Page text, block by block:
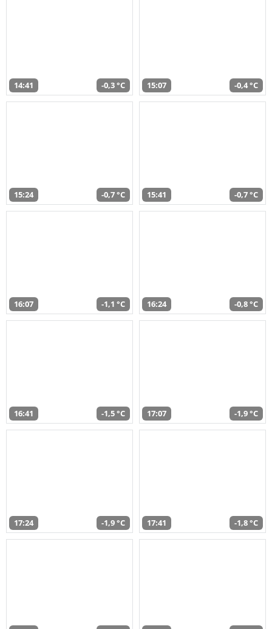
14:41 -0,3 °C 15:07 -0,4 °C
15:24 -0,7 °C 15:41 -0,7 °C
16:07 -1,1 °C 16:24 -0,8 °C
16:41 -1,5 °C 17:07 -1,9 °C
17:24 -1,9 °C 17:41 -1,8 °C